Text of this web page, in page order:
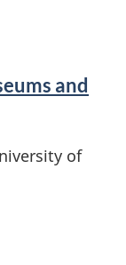
and
of